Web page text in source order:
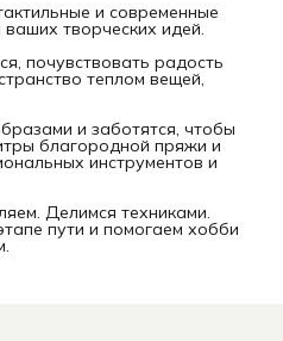
и современные
творческих идей.
почувствовать радость
теплом вещей,
и заботятся, чтобы
благородной пряжи и
инструментов и
Делимся техниками.
пути и помогаем хобби